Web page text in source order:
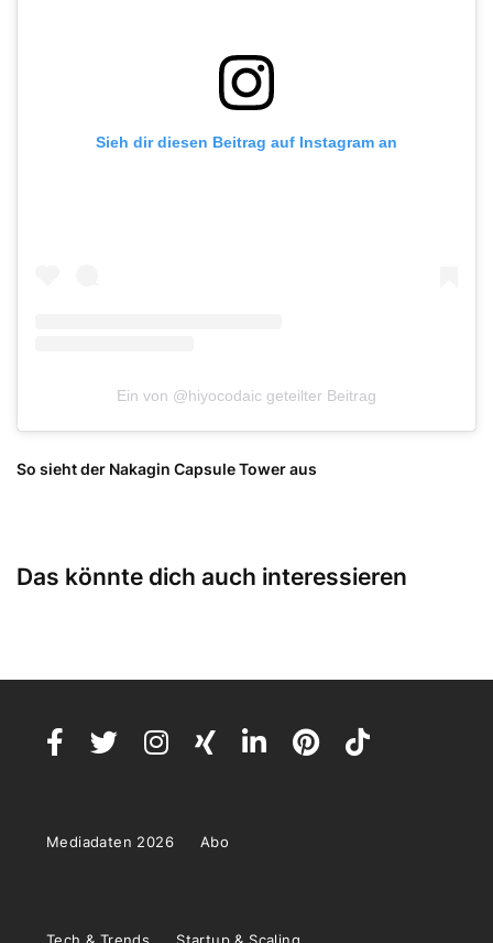
Sieh dir diesen Beitrag auf Instagram an
Ein von @hiyocodaic geteilter Beitrag
So sieht der Nakagin Capsule Tower aus
Das könnte dich auch interessieren
Mediadaten 2026 Abo